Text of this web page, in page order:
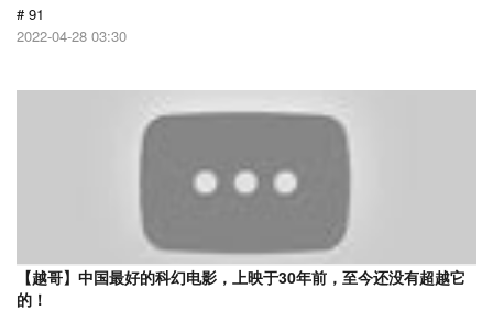
# 91
2022-04-28 03:30
【越哥】中国最好的科幻电影，上映于30年前，至今还没有超越它
的！